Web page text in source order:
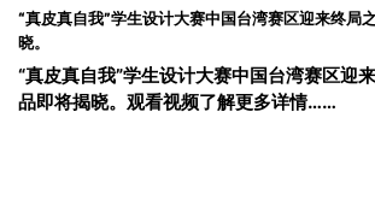
“真皮真自我”学生设计大赛中国台湾赛区迎来终局
晓。
“真皮真自我”学生设计大赛中国台湾赛区迎
品即将揭晓。观看视频了解更多详情……